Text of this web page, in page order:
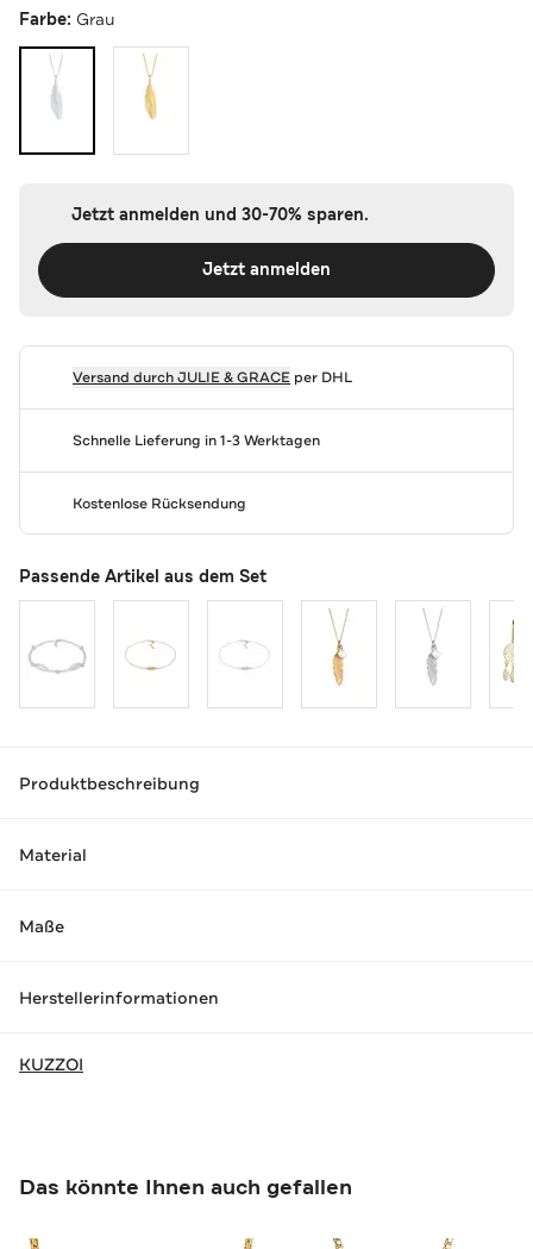
Farbe: Grau
Jetzt anmelden und 30-70% sparen.
Jetzt anmelden
Versand durchJULIE & GRACEper DHL
Schnelle Lieferung in 1-3 Werktagen
Kostenlose Rücksendung
Passende Artikel aus dem Set
Produktbeschreibung
Material
Maße
Herstellerinformationen
KUZZOI
Das könnte Ihnen auch gefallen